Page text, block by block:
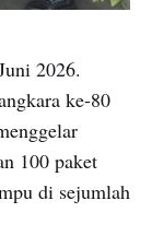
2026.
ke-80
100 paket
di sejumlah